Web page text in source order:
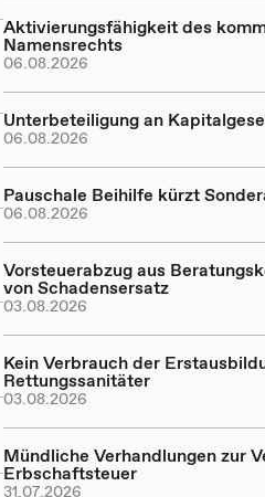
Aktivierungsfähigkeit des
Namensrechts
06.08.2026
Unterbeteiligung an
06.08.2026
Pauschale Beihilfe kürzt
06.08.2026
Vorsteuerabzug aus
von Schadensersatz
03.08.2026
Kein Verbrauch der
Rettungssanitäter
03.08.2026
Mündliche Verhandlungen zur
Erbschaftsteuer
31.07.2026